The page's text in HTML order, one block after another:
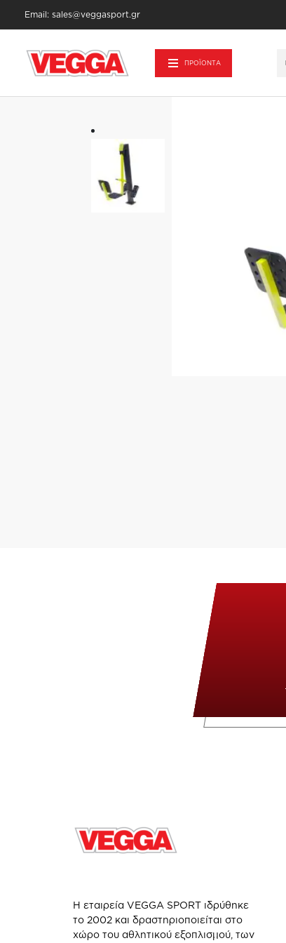
Email: sales@veggasport.gr
ΠΡΟΪΟΝΤΑ
Η εταιρεία VEGGA SPORT ιδρύθηκε
το 2002 και δραστηριοποιείται στο
χώρο του αθλητικού εξοπλισμού, των